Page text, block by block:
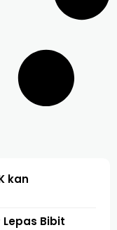
kan
Lepas Bibit